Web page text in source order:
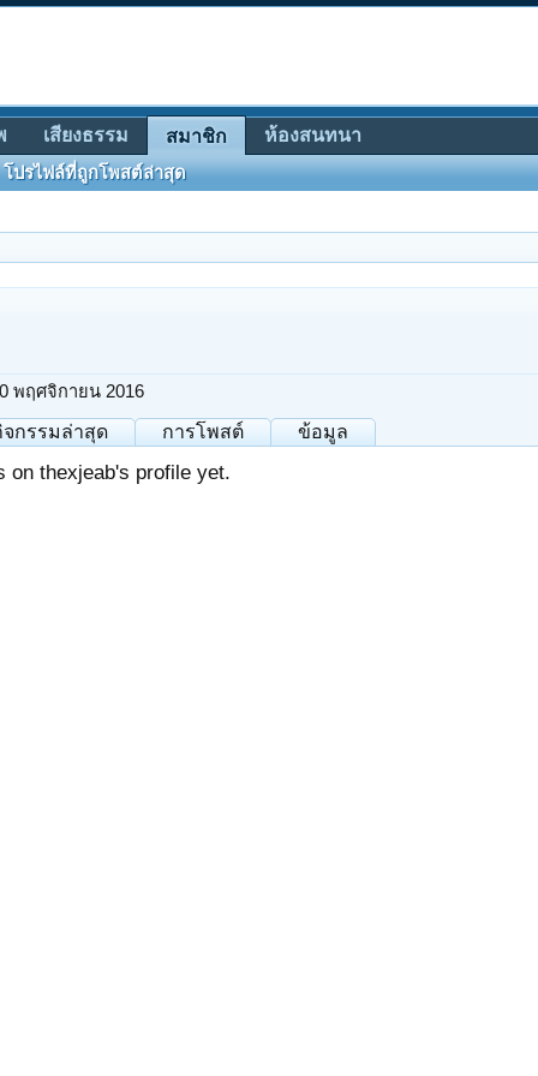
พฤศจิกายน 2016
จกรรมล่าสุด การโพสต์ ข้อมูล
on thexjeab's profile yet.
เสียงธรรม สมาชิก
โปรไฟล์ที่ถูกโพสต์ล่าสุด
ห้องสนทนา